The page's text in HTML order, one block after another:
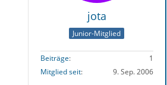
jota
Junior-Mitglied
Beiträge
1
Mitglied seit
9. Sep. 2006